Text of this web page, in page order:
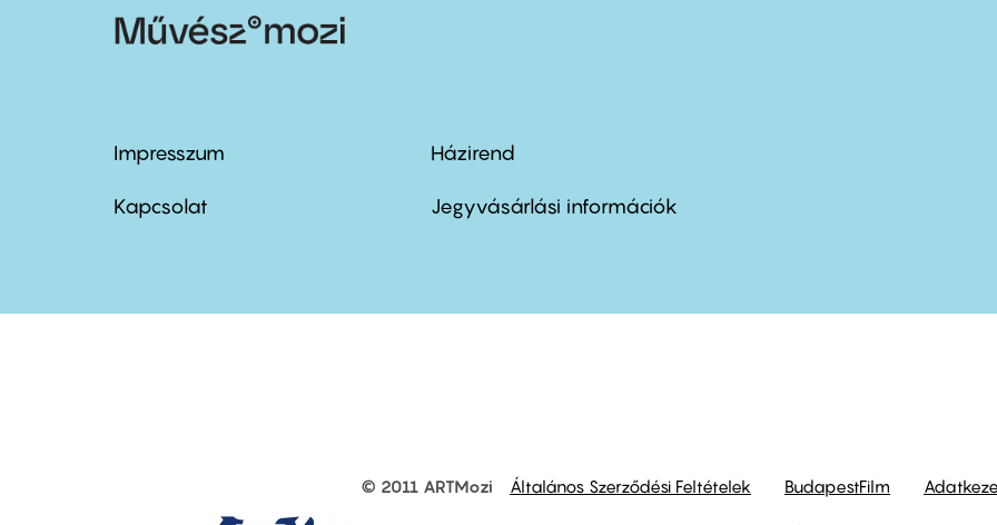
Footer
menu
Impresszum
Kapcsolat
Footer
menu
Házirend
Jegyvásárlási információk
© 2011 ARTMozi Általános Szerződési Feltételek BudapestFilm